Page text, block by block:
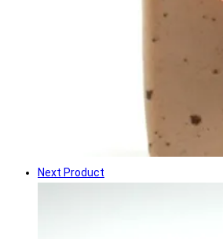
Next Product